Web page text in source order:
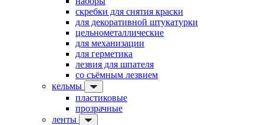
скребки для снятия краски
для декоративной штукатурки
цельнометаллические
для механизации
для герметика
лезвия для шпателя
со съёмным лезвием
кельмы
пластиковые
прозрачные
ленты